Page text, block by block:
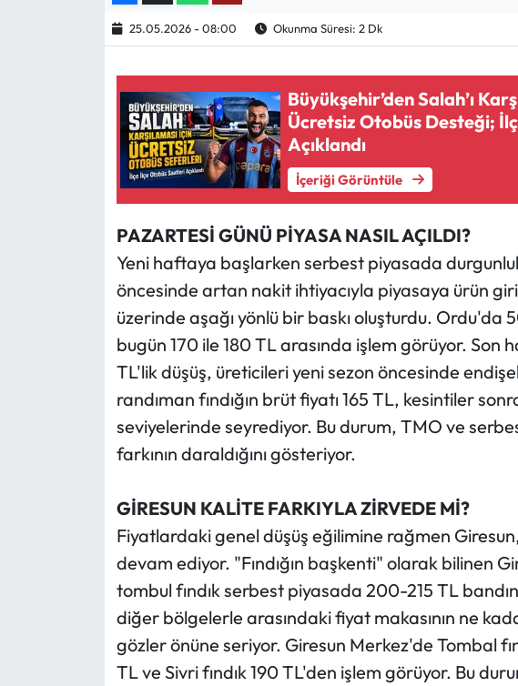
25.05.2026 - 08:00 Okunma Süresi: 2 Dk
Büyükşehir’den Salah’ı
Ücretsiz Otobüs Desteği;
Açıklandı
İçeriği Görüntüle
PAZARTESİ GÜNÜ PİYASA NASIL AÇILDI?
Yeni haftaya başlarken serbest piyasada
öncesinde artan nakit ihtiyacıyla piyasaya ürün
üzerinde aşağı yönlü bir baskı oluşturdu. Ordu'da
bugün 170 ile 180 TL arasında işlem görüyor. Son
TL'lik düşüş, üreticileri yeni sezon öncesinde
randıman fındığın brüt fiyatı 165 TL, kesintiler
seviyelerinde seyrediyor. Bu durum, TMO ve
farkının daraldığını gösteriyor.
GİRESUN KALİTE FARKIYLA ZİRVEDE Mİ?
Fiyatlardaki genel düşüş eğilimine rağmen
devam ediyor. "Fındığın başkenti" olarak bilinen
tombul fındık serbest piyasada 200-215 TL
diğer bölgelerle arasındaki fiyat makasının ne
gözler önüne seriyor. Giresun Merkez'de Tombal
TL ve Sivri fındık 190 TL'den işlem görüyor. Bu
Ekonomi